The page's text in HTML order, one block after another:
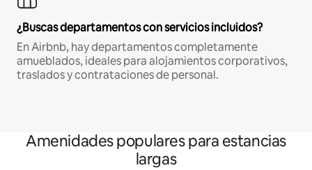
¿Buscas departamentos con servicios incluidos?
En Airbnb, hay departamentos completamente
amueblados, ideales para alojamientos corporativos,
traslados y contrataciones de personal.
Amenidades populares para estancias
largas